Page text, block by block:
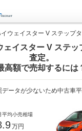
ウェイスター V ステップ
ェイスター V ステッ
査定。
高額で売却するには
ータが少ないため中古車
平均小売相場
万円